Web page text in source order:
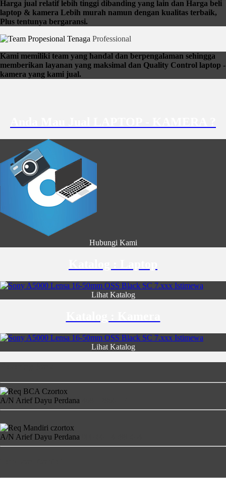
Harga jual relatif lebih tinggi dibanding yang lain dan Harga beli
laptop & kamera Lebih murah namun dengan kualitas terbaik,
Plus tentunya bergaransi.
Tenaga Professional
Kami memiliki team yang handal dan berpengalaman sehingga
memberikan layanan yang maksimal dan Quality Control laptop -
kamera yang kami jual.
Hubungi Kami
Lihat Katalog
Lihat Katalog
A/N Arief Dayu Perdana
A/N Arief Dayu Perdana